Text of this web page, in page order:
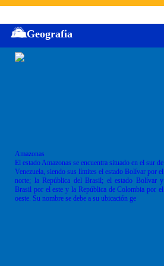
Geografia
Amazonas
El estado Amazonas se encuentra situado en el sur de
Venezuela, siendo sus límites el estado Bolívar por el
norte; la República del Brasil; el estado Bolívar y
Brasil por el este y la República de Colombia por el
oeste. Su nombre se debe a su ubicación ge